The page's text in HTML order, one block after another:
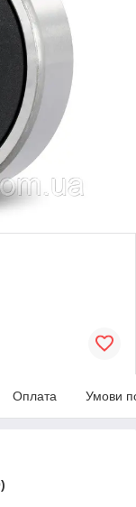
Оплата Умови
)